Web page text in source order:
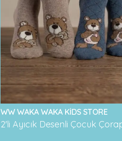
WW WAKA WAKA KİDS STORE